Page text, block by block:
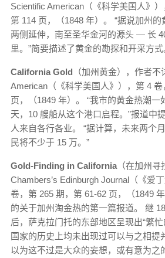
Scientific American（《科学美国人》）
第 114 页，（1848 年）。 “据说加州
两侧延伸，南至圣华金河的源头 — 长
里。”简要描述了黄金的勘探和开采方式
California Gold （加州黄金），作者不
American（《科学美国人》），第 4 卷
页，（1849 年）。 “我市的黄金热潮一
天，10 艘船从这个港口启程。”报道中
人来自各行各业。 “据计算，未来两个
民将不少于 15 万。”
Gold-Finding in California （在加州寻
Chambers’s Edinburgh Journal（《爱
卷，第 265 期，第 61-62 页，（1849
的关于加州淘金热的第一篇报道。 继
后，萨克拉门托的东部地区呈现出“繁
国家的历史上均未出现过可以与之相提
以为这不过是大众的妄想，或有意为之